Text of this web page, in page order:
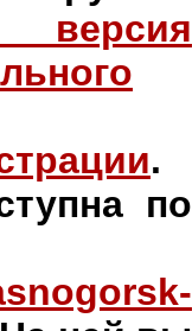
версия
.
по